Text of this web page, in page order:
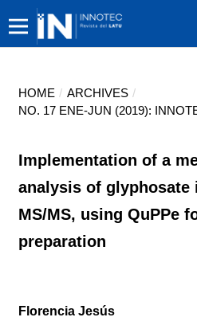
HOME / ARCHIVES /
NO. 17 ENE-JUN (2019):
Implementation of a
analysis of glyphosate
MS/MS, using QuPPe
preparation
Florencia Jesús